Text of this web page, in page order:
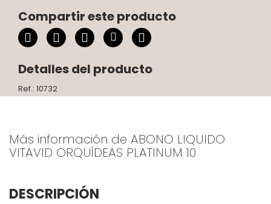
Compartir este producto
Detalles del producto
Ref.: 10732
Más información de ABONO LIQUIDO
VITAVID ORQUÍDEAS PLATINUM 10
DESCRIPCIÓN